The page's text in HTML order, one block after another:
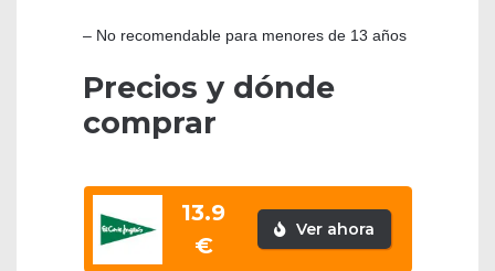
– No recomendable para menores de 13 años
Precios y dónde
comprar
13.9
€
Ver ahora